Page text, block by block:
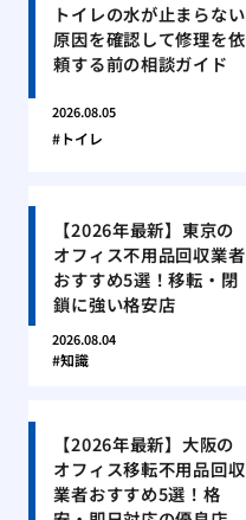
トイレの水が止まらない
原因を確認して修理を依
頼する前の相談ガイド
2026.08.05
トイレ
【2026年最新】東京の
オフィス不用品回収業者
おすすめ5選！移転・閉
鎖に強い格安店
2026.08.04
知識
【2026年最新】大阪の
オフィス移転不用品回収
業者おすすめ5選！格